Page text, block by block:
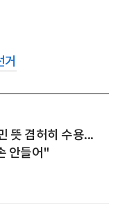
거
뜻 겸허히 수용...
안들어"